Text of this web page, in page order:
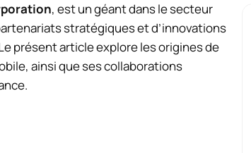
, est un géant dans le secteur
stratégiques et d’innovations
présent article explore les origines de
ainsi que ses collaborations